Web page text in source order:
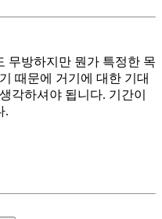
무방하지만 뭔가 특정한 목
때문에 거기에 대한 기대
각하셔야 됩니다. 기간이
.